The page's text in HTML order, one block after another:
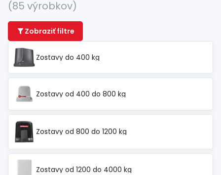
Bránovésystémy
Automatizácia
Dom, dielňa,záhrada
Hutníckymateriál
Spojovací
Zľava
(85 výrobkov)
Zobraziť filtre
Zostavy do 400 kg
Zostavy od 400 do 800 kg
Zostavy od 800 do 1200 kg
Zostavy od 1200 do 4000 kg